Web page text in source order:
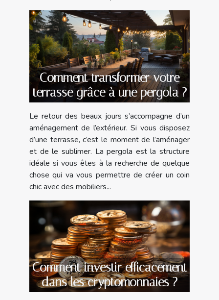
Comment transformer votre
terrasse grâce à une pergola ?
Le retour des beaux jours s’accompagne d’un
aménagement de l’extérieur. Si vous disposez
d’une terrasse, c’est le moment de l’aménager
et de le sublimer. La pergola est la structure
idéale si vous êtes à la recherche de quelque
chose qui va vous permettre de créer un coin
chic avec des mobiliers...
Comment investir efficacement
dans les cryptomonnaies ?